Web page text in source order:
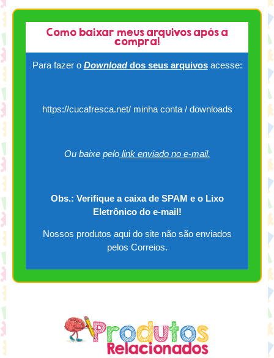
Como baixar meus arquivos após a
compra!
Para fazer o Downloaddos seus arquivos acesse:
https://cucafresca.net/ minha conta / downloads
Ou baixe pelolink enviado no e-mail.
Obs.: Verifique a caixa de SPAM e o Lixo
Eletrônico do e-mail!
Nossos produtos aqui do site não são enviados
pelos Correios.